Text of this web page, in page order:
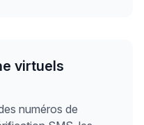
virtuels
numéros de